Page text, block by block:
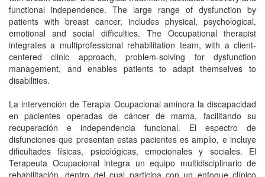
functional independence. The large range of dysfunction by
patients with breast cancer, includes physical, psychological,
emotional and social difficulties. The Occupational therapist
integrates a multiprofessional rehabilitation team, with a client-
centered clinic approach, problem-solving for dysfunction
management, and enables patients to adapt themselves to
disabilities.
La intervención de Terapia Ocupacional aminora la discapacidad
en pacientes operadas de cáncer de mama, facilitando su
recuperación e independencia funcional. El espectro de
disfunciones que presentan estas pacientes es amplio, e incluye
dificultades físicas, psicológicas, emocionales y sociales. El
Terapeuta Ocupacional integra un equipo multidisciplinario de
rehabilitación, dentro del cual participa con un enfoque clínico